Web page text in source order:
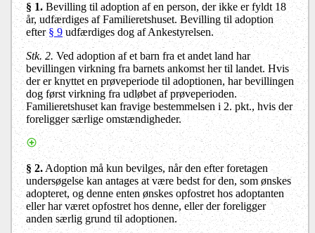
§ 1.Bevilling til adoption af en person, der ikke er fyldt 18
år, udfærdiges af Familieretshuset. Bevilling til adoption
efter§ 9udfærdiges dog af Ankestyrelsen.
Stk. 2. Ved adoption af et barn fra et andet land har
bevillingen virkning fra barnets ankomst her til landet. Hvis
der er knyttet en prøveperiode til adoptionen, har bevillingen
dog først virkning fra udløbet af prøveperioden.
Familieretshuset kan fravige bestemmelsen i 2. pkt., hvis der
foreligger særlige omstændigheder.
§ 2. Adoption må kun bevilges, når den efter foretagen
undersøgelse kan antages at være bedst for den, som ønskes
adopteret, og denne enten ønskes opfostret hos adoptanten
eller har været opfostret hos denne, eller der foreligger
anden særlig grund til adoptionen.